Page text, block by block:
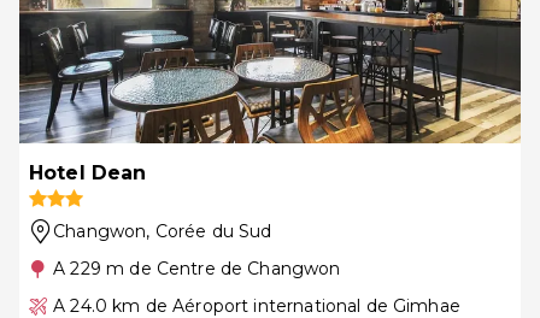
Hotel Dean
Changwon, Corée du Sud
A 229 m de Centre de Changwon
A 24.0 km de Aéroport international de Gimhae